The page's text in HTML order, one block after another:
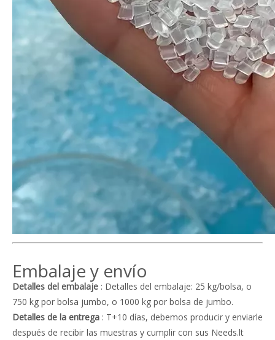
Embalaje y envío
Detalles del embalaje : Detalles del embalaje: 25 kg/bolsa, o
750 kg por bolsa jumbo, o 1000 kg por bolsa de jumbo.
Detalles de la entrega : T+10 días, debemos producir y enviarle
después de recibir las muestras y cumplir con sus Needs.lt